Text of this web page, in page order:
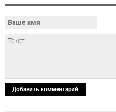
Добавить комментарий